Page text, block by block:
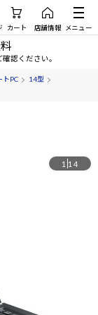
カート 店舗情報 メニュー
認ください。
トPC
14型
1 14